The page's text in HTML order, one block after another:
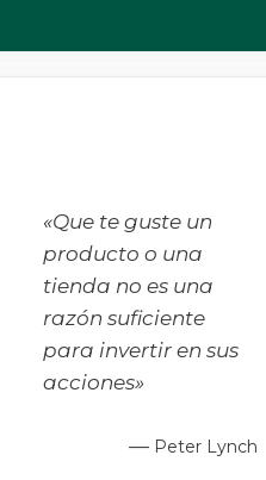
«Que te guste un
producto o una
tienda no es una
razón suficiente
para invertir en sus
acciones»
— Peter Lynch